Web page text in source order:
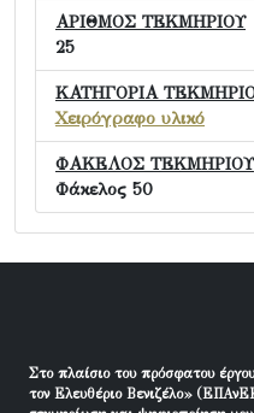
ΑΡΙΘΜΟΣ ΤΕΚΜΗΡΙΟΥ
25
ΚΑΤΗΓΟΡΙΑ
Χειρόγραφο υλικό
ΦΑΚΕΛΟΣ ΤΕΚΜΗΡΙΟΥ
Φάκελος 50
Στο πλαίσιο του πρόσφατου
τον Ελευθέριο Βενιζέλο»